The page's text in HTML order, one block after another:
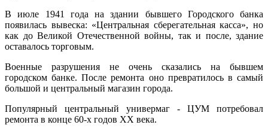
В июле 1941 года на здании бывшего Городского банка
появилась вывеска: «Центральная сберегательная касса», но
как до Великой Отечественной войны, так и после, здание
оставалось торговым.
Военные разрушения не очень сказались на бывшем
городском банке. После ремонта оно превратилось в самый
большой и центральный магазин города.
Популярный центральный универмаг - ЦУМ потребовал
ремонта в конце 60-х годов XX века.